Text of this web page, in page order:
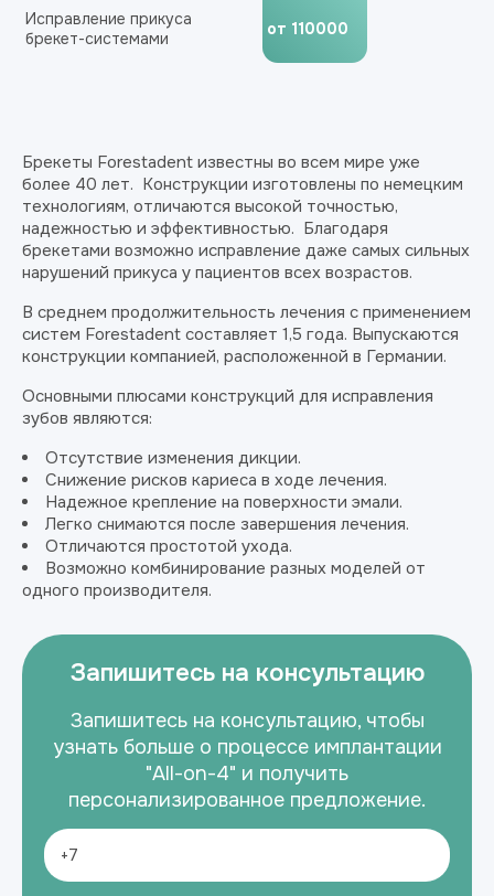
Исправление прикуса
брекет-системами
от 110000
Брекеты Forestadent известны во всем мире уже
более 40 лет. Конструкции изготовлены по немецким
технологиям, отличаются высокой точностью,
надежностью и эффективностью. Благодаря
брекетами возможно исправление даже самых сильных
нарушений прикуса у пациентов всех возрастов.
В среднем продолжительность лечения с применением
систем Forestadent составляет 1,5 года. Выпускаются
конструкции компанией, расположенной в Германии.
Основными плюсами конструкций для исправления
зубов являются:
Отсутствие изменения дикции.
Снижение рисков кариеса в ходе лечения.
Надежное крепление на поверхности эмали.
Легко снимаются после завершения лечения.
Отличаются простотой ухода.
Возможно комбинирование разных моделей от
одного производителя.
Запишитесь на консультацию
Запишитесь на консультацию, чтобы
узнать больше о процессе имплантации
"All-on-4" и получить
персонализированное предложение.